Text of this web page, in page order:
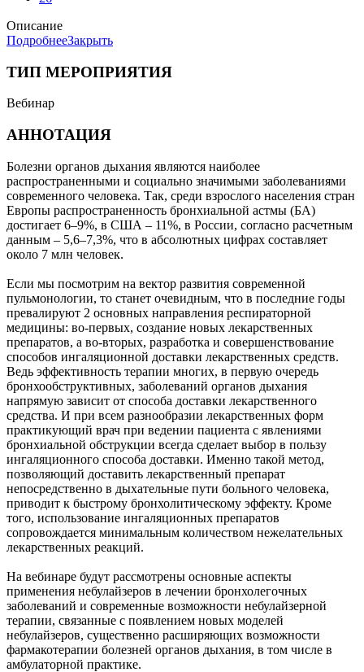
Описание
ПодробнееЗакрыть
ТИП МЕРОПРИЯТИЯ
Вебинар
АННОТАЦИЯ
Болезни органов дыхания являются наиболее
распространенными и социально значимыми заболеваниями
современного человека. Так, среди взрослого населения стран
Европы распространенность бронхиальной астмы (БА)
достигает 6–9%, в США – 11%, в России, согласно расчетным
данным – 5,6–7,3%, что в абсолютных цифрах составляет
около 7 млн человек.
Если мы посмотрим на вектор развития современной
пульмонологии, то станет очевидным, что в последние годы
превалируют 2 основных направления респираторной
медицины: во-первых, создание новых лекарственных
препаратов, а во-вторых, разработка и совершенствование
способов ингаляционной доставки лекарственных средств.
Ведь эффективность терапии многих, в первую очередь
бронхообструктивных, заболеваний органов дыхания
напрямую зависит от способа доставки лекарственного
средства. И при всем разнообразии лекарственных форм
практикующий врач при ведении пациента с явлениями
бронхиальной обструкции всегда сделает выбор в пользу
ингаляционного способа доставки. Именно такой метод,
позволяющий доставить лекарственный препарат
непосредственно в дыхательные пути больного человека,
приводит к быстрому бронхолитическому эффекту. Кроме
того, использование ингаляционных препаратов
сопровождается минимальным количеством нежелательных
лекарственных реакций.
На вебинаре будут рассмотрены основные аспекты
применения небулайзеров в лечении бронхолегочных
заболеваний и современные возможности небулайзерной
терапии, связанные с появлением новых моделей
небулайзеров, существенно расширяющих возможности
фармакотерапии болезней органов дыхания, в том числе в
амбулаторной практике.